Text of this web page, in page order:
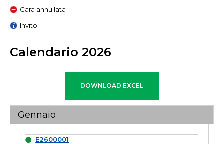
Gara annullata
Invito
Calendario 2026
Gennaio
E2600001